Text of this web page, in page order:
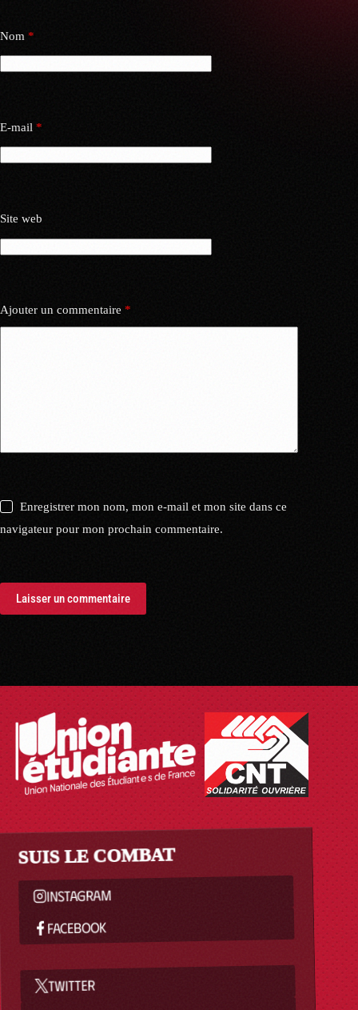
Nom *
E-mail *
Site web
Ajouter un commentaire *
Enregistrer mon nom, mon e-mail et mon site dans ce
navigateur pour mon prochain commentaire.
Laisser un commentaire
SUIS LE COMBAT
INSTAGRAM
FACEBOOK
TWITTER